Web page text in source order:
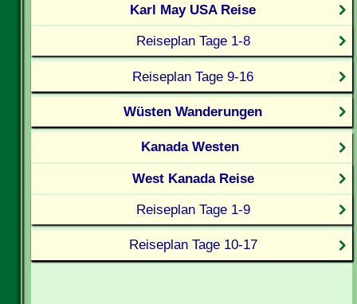
Karl May USA Reise
Reiseplan Tage 1-8
Reiseplan Tage 9-16
Wüsten Wanderungen
Kanada Westen
West Kanada Reise
Reiseplan Tage 1-9
Reiseplan Tage 10-17